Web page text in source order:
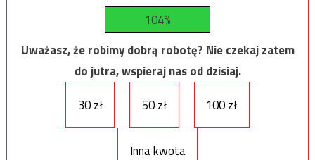
104%
Uważasz, że robimy dobrą robotę? Nie czekaj zatem
do jutra, wspieraj nas od dzisiaj.
30 zł
50 zł 100 zł
Inna kwota